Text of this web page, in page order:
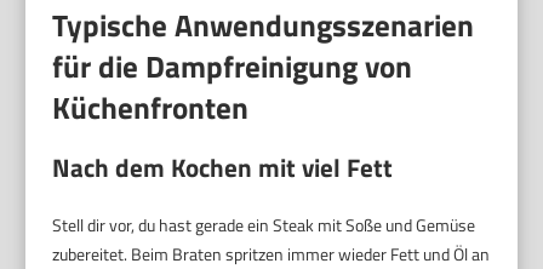
Typische Anwendungsszenarien
für die Dampfreinigung von
Küchenfronten
Nach dem Kochen mit viel Fett
Stell dir vor, du hast gerade ein Steak mit Soße und Gemüse
zubereitet. Beim Braten spritzen immer wieder Fett und Öl an